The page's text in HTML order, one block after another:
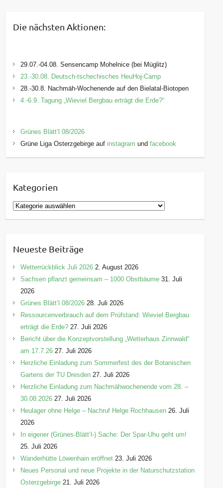
Die nächsten Aktionen:
29.07.-04.08. Sensencamp Mohelnice (bei Müglitz)
23.-30.08. Deutsch-tschechisches HeuHoj-Camp
28.-30.8. Nachmäh-Wochenende auf den Bielatal-Biotopen
4.-6.9. Tagung „Wieviel Bergbau erträgt die Erde?“
Grünes Blätt’l 08/2026
Grüne Liga Osterzgebirge auf instagram undfacebook
Kategorien
K
a
g
o
r
e
n
Neueste Beiträge
Wetterrückblick Juli 2026 2. August 2026
Sachsen pflanzt gemeinsam – 1000 Obstbäume 31. Juli
2026
Grünes Blätt’l 08/2026 28. Juli 2026
Ressourcenverbrauch auf dem Prüfstand: Wieviel Bergbau
erträgt die Erde? 27. Juli 2026
Bericht über die Konzeptvorstellung „Wetterhaus Zinnwald“
am 17.7.26 27. Juli 2026
Herzliche Einladung zum Sommerfest des der Botanischen
Gartens der TU Dresden 27. Juli 2026
Herzliche Einladung zum Nachmähwochenende vom 28. –
30.08.2026 27. Juli 2026
Heulager ohne Helge – Nachruf Helge Rochhausen 26. Juli
2026
In eigener (Grünes-Blätt’l-) Sache: Der Spar-Uhu geht um!
25. Juli 2026
Wanderhütte Löwenhain eröffnet 23. Juli 2026
Neues Personal und neue Projekte in der Naturschutzstation
Osterzgebirge 21. Juli 2026